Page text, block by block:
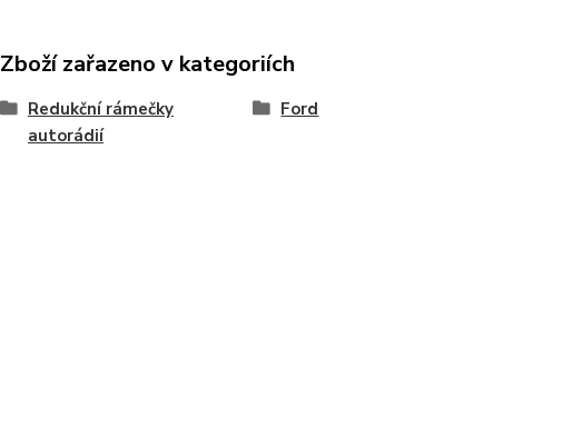
Zboží zařazeno v kategoriích
Redukční rámečky
autorádií
Ford